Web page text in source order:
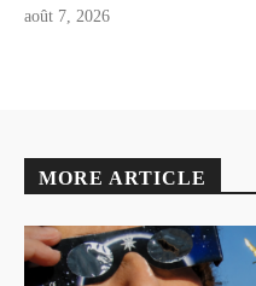
août 7, 2026
MORE ARTICLE